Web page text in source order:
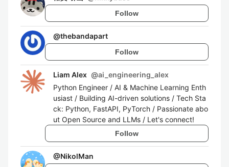
Follow
@thebandapart
Follow
Liam Alex @ai_engineering_alex
Python Engineer / AI & Machine Learning Enth
usiast / Building AI-driven solutions / Tech Sta
ck: Python, FastAPI, PyTorch / Passionate abo
ut Open Source and LLMs / Let's connect!
Follow
@NikolMan